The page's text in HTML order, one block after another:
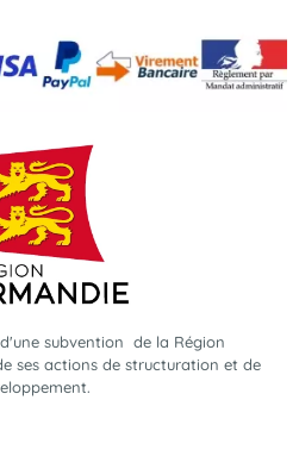
subvention de la Région
ses actions de structuration et de